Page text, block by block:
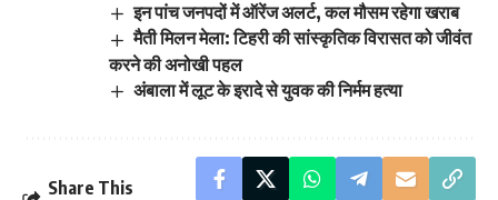
इन पांच जनपदों में ऑरेंज अलर्ट, कल मौसम रहेगा खराब
मैती मिलन मेला: टिहरी की सांस्कृतिक विरासत को जीवंत
करने की अनोखी पहल
अंबाला में लूट के इरादे से युवक की निर्मम हत्या
Share This